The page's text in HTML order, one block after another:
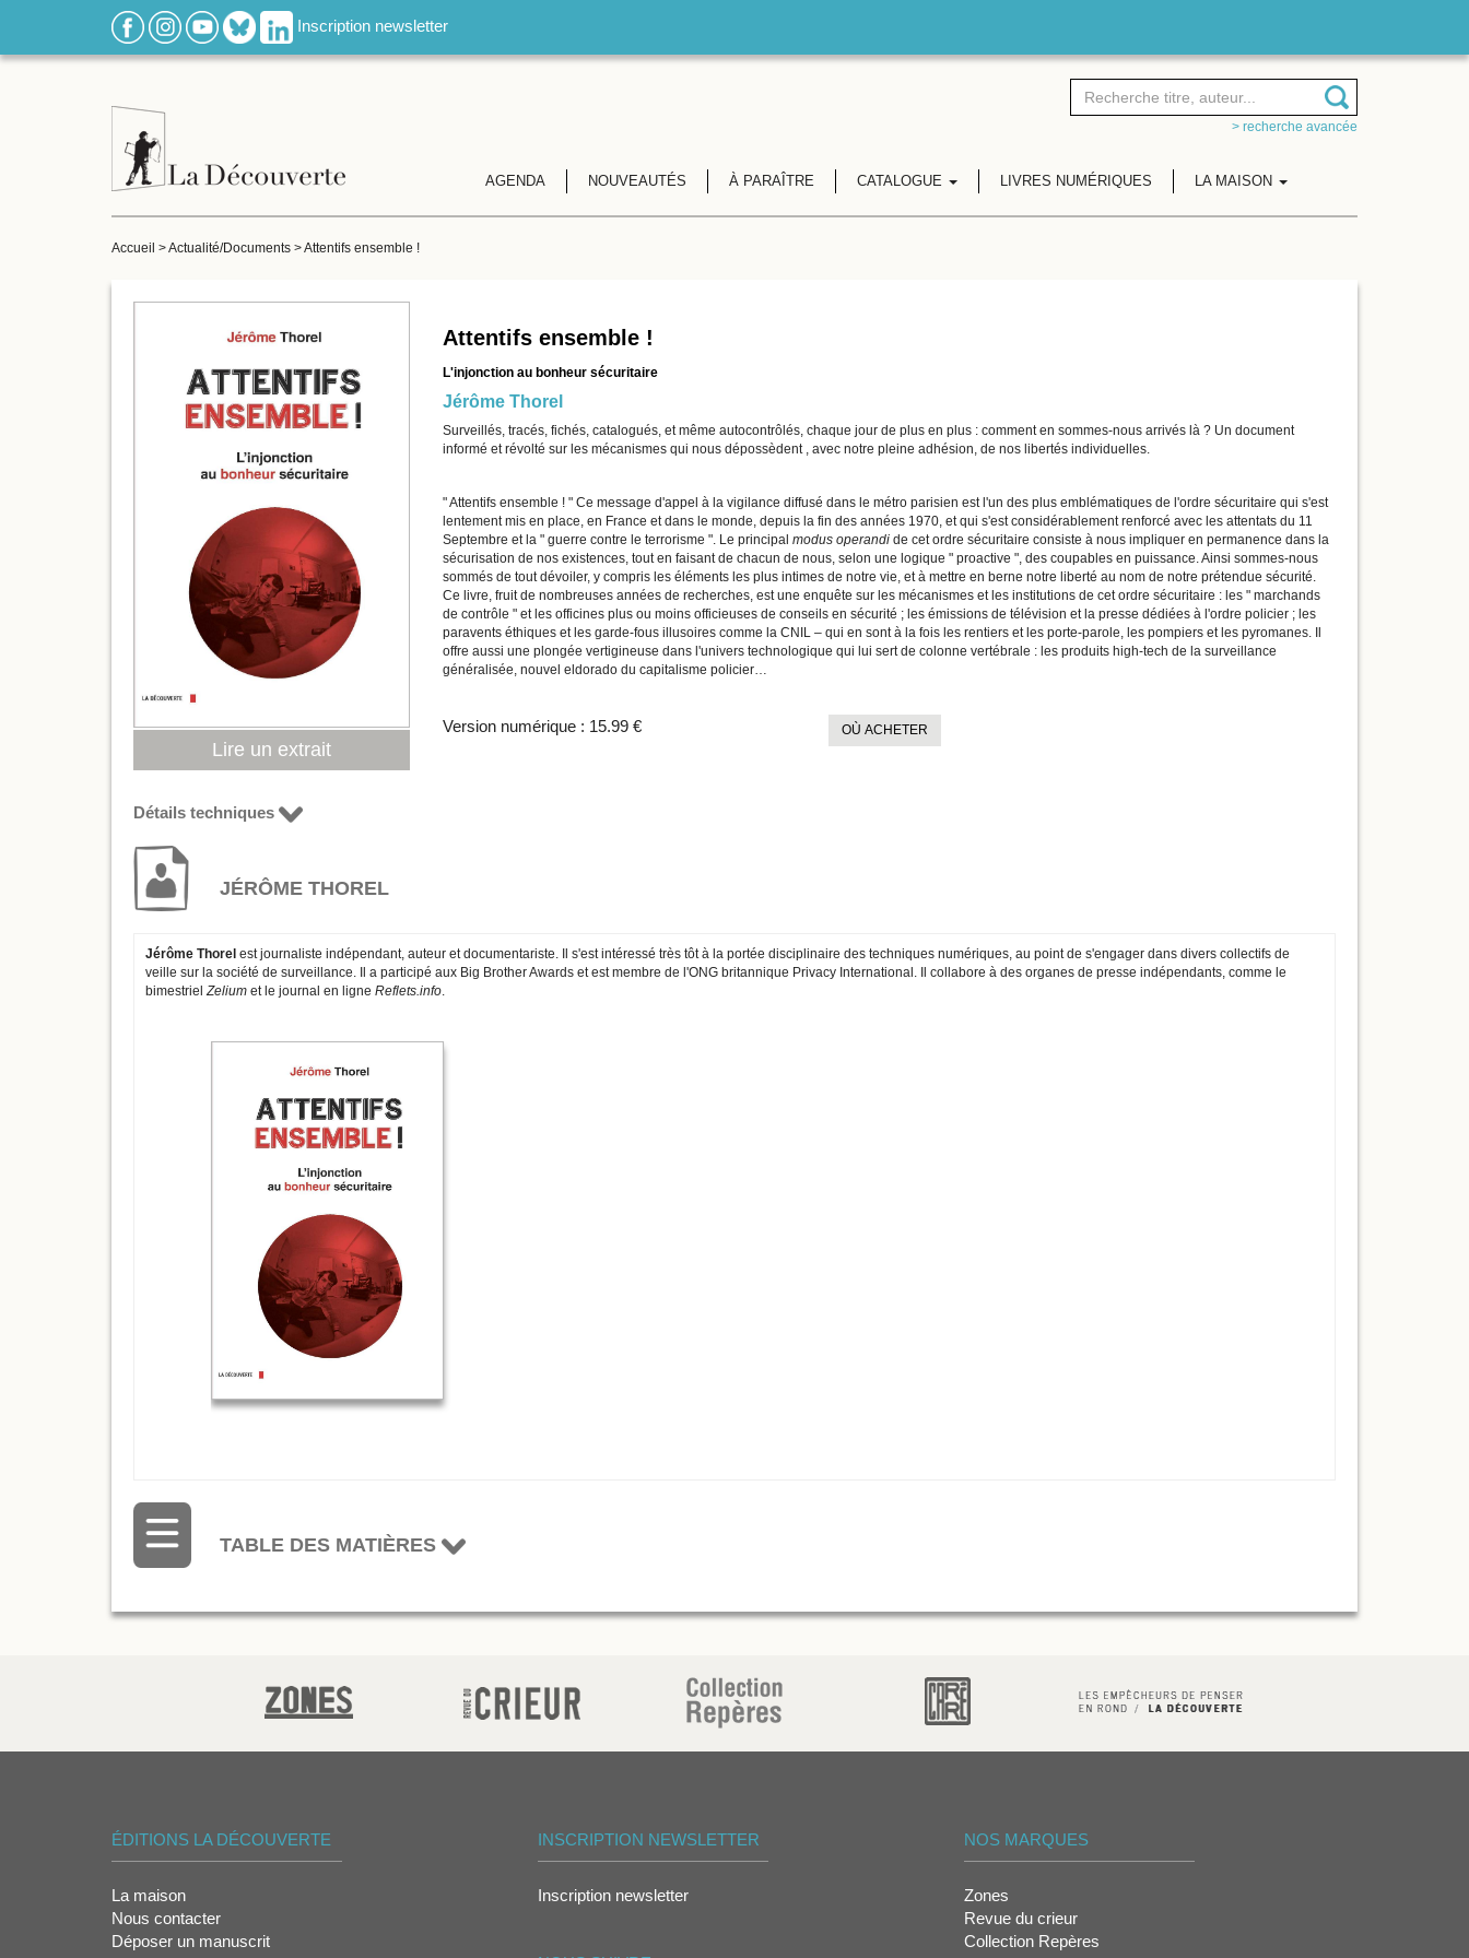
Inscription newsletter
> recherche avancée
AGENDA NOUVEAUTÉS À PARAÎTRE CATALOGUE LIVRES NUMÉRIQUES LA MAISON
Accueil >Actualité/Documents >Attentifs ensemble !
Lire un extrait
Attentifs ensemble !
L'injonction au bonheur sécuritaire
Jérôme Thorel
Surveillés, tracés, fichés, catalogués, et même autocontrôlés, chaque jour de plus en plus : comment en sommes-nous arrivés là ? Un document
informé et révolté sur les mécanismes qui nous dépossèdent , avec notre pleine adhésion, de nos libertés individuelles.
" Attentifs ensemble ! " Ce message d'appel à la vigilance diffusé dans le métro parisien est l'un des plus emblématiques de l'ordre sécuritaire qui s'est
lentement mis en place, en France et dans le monde, depuis la fin des années 1970, et qui s'est considérablement renforcé avec les attentats du 11
Septembre et la " guerre contre le terrorisme ". Le principal modus operandide cet ordre sécuritaire consiste à nous impliquer en permanence dans la
sécurisation de nos existences, tout en faisant de chacun de nous, selon une logique " proactive ", des coupables en puissance. Ainsi sommes-nous
sommés de tout dévoiler, y compris les éléments les plus intimes de notre vie, et à mettre en berne notre liberté au nom de notre prétendue sécurité.
Ce livre, fruit de nombreuses années de recherches, est une enquête sur les mécanismes et les institutions de cet ordre sécuritaire : les " marchands
de contrôle " et les officines plus ou moins officieuses de conseils en sécurité ; les émissions de télévision et la presse dédiées à l'ordre policier ; les
paravents éthiques et les garde-fous illusoires comme la CNIL – qui en sont à la fois les rentiers et les porte-parole, les pompiers et les pyromanes. Il
offre aussi une plongée vertigineuse dans l'univers technologique qui lui sert de colonne vertébrale : les produits high-tech de la surveillance
généralisée, nouvel eldorado du capitalisme policier…
Version numérique : 15.99 € OÙ ACHETER
Détails techniques
JÉRÔME THOREL
Jérôme Thorel est journaliste indépendant, auteur et documentariste. Il s'est intéressé très tôt à la portée disciplinaire des techniques numériques, au point de s'engager dans divers collectifs de
veille sur la société de surveillance. Il a participé aux Big Brother Awards et est membre de l'ONG britannique Privacy International. Il collabore à des organes de presse indépendants, comme le
bimestrielZelium et le journal en ligne Reflets.info.
TABLE DES MATIÈRES
ÉDITIONS LA DÉCOUVERTE
La maison
Nous contacter
Déposer un manuscrit
INSCRIPTION NEWSLETTER
Inscription newsletter
NOS MARQUES
Zones
Revue du crieur
Collection Repères